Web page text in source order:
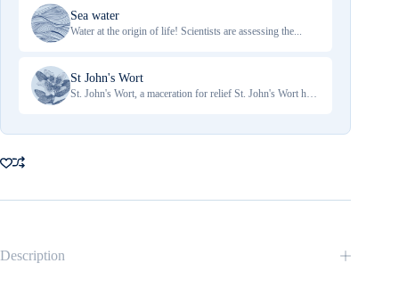
Sea water
Water at the origin of life! Scientists are assessing the...
St John's Wort
Description